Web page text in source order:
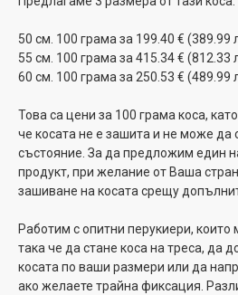
50 см. 100 грама за 199.40 € (389.99
55 см. 100 грама за 415.34 € (812.33
60 см. 100 грама за 250.53 € (489.99
Това са цени за 100 грама коса,
че косата не е зашита и не може да
състояние. За да предложим един
продукт, при желание от Ваша
зашиване на косата срещу
Работим с опитни перукиери, които
така че да стане коса на треса, да
косата по ваши размери или да
ако желаете трайна фиксация.